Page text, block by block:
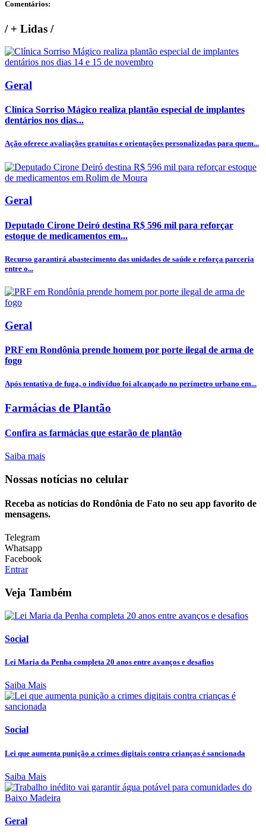
Comentários:
/+ Lidas /
Geral
Clínica Sorriso Mágico realiza plantão especial de implantes
dentários nos dias...
Ação oferece avaliações gratuitas e orientações personalizadas para quem...
Geral
Deputado Cirone Deiró destina R$ 596 mil para reforçar
estoque de medicamentos em...
Recurso garantirá abastecimento das unidades de saúde e reforça parceria
entre o...
Geral
PRF em Rondônia prende homem por porte ilegal de arma de
fogo
Após tentativa de fuga, o indivíduo foi alcançado no perímetro urbano em...
Farmácias de Plantão
Confira as farmácias que estarão de plantão
Saiba mais
Nossas notícias no celular
Receba as notícias do Rondônia de Fato no seu app favorito de
mensagens.
Telegram
Whatsapp
Facebook
Entrar
Veja Também
Social
Lei Maria da Penha completa 20 anos entre avanços e desafios
Saiba Mais
Social
Lei que aumenta punição a crimes digitais contra crianças é sancionada
Saiba Mais
Geral